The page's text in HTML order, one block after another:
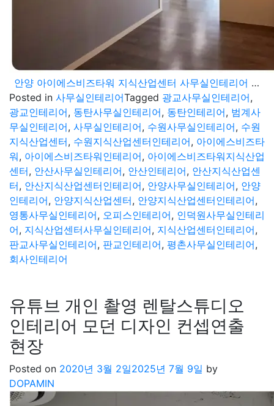
안양 아이에스비즈타워 지식산업센터 사무실인테리어 목적에 충실한 공간
Posted in 사무실인테리어Tagged 광교사무실인테리어,
광교인테리어, 동탄사무실인테리어, 동탄인테리어, 범계사
무실인테리어, 사무실인테리어, 수원사무실인테리어, 수원
지식산업센터, 수원지식산업센터인테리어, 아이에스비즈타
워, 아이에스비즈타워인테리어, 아이에스비즈타워지식산업
센터, 안산사무실인테리어, 안산인테리어, 안산지식산업센
터, 안산지식산업센터인테리어, 안양사무실인테리어, 안양
인테리어, 안양지식산업센터, 안양지식산업센터인테리어,
영통사무실인테리어, 오피스인테리어, 인덕원사무실인테리
어, 지식산업센터사무실인테리어, 지식산업센터인테리어,
판교사무실인테리어, 판교인테리어, 평촌사무실인테리어,
회사인테리어
유튜브 개인 촬영 렌탈스튜디오
인테리어 모던 디자인 컨셉연출
현장
Posted on 2020년 3월 2일2025년 7월 9일 by
DOPAMIN